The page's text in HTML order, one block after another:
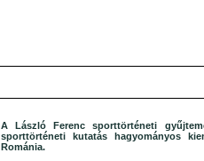
A László Ferenc sporttörténeti
sporttörténeti kutatás hagyományos
Románia.